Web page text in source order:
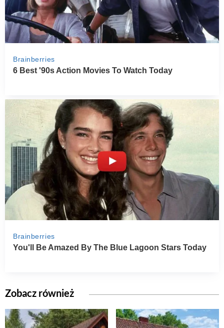
Zobacz również